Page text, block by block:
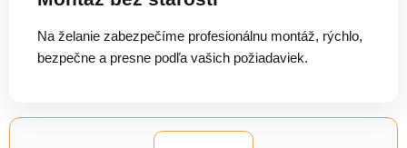
Na želanie zabezpečíme profesionálnu montáž, rýchlo,
bezpečne a presne podľa vašich požiadaviek.